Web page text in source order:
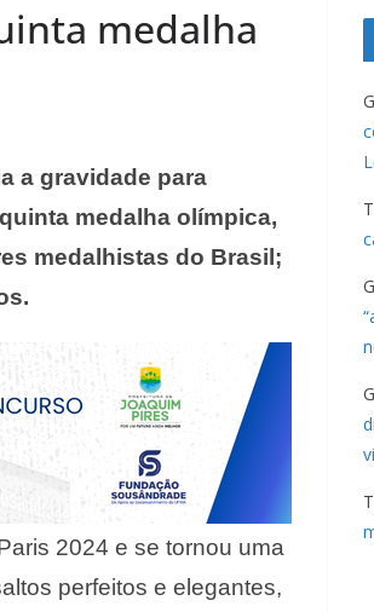
medalha
a gravidade para
medalha olímpica,
medalhistas do Brasil;
2024 e se tornou uma
perfeitos e elegantes,